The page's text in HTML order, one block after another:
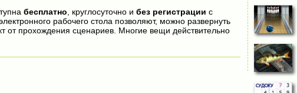
бесплатно , круглосуточно и без регистрации с
рабочего стола позволяют, можно развернуть
от прохождения сценариев. Многие вещи действительно